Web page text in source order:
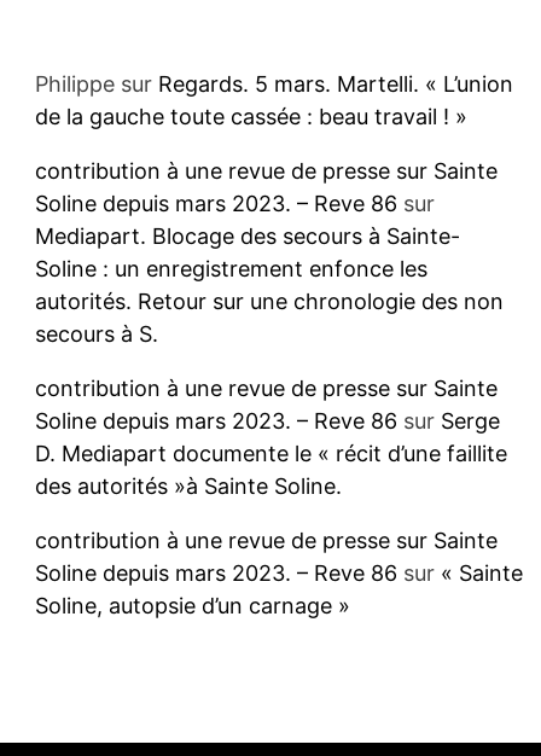
Philippesur Regards. 5 mars. Martelli. « L’union
de la gauche toute cassée : beau travail ! »
contribution à une revue de presse sur Sainte
Soline depuis mars 2023. – Reve 86 sur
Mediapart. Blocage des secours à Sainte-
Soline : un enregistrement enfonce les
autorités. Retour sur une chronologie des non
secours à S.
contribution à une revue de presse sur Sainte
Soline depuis mars 2023. – Reve 86 sur Serge
D. Mediapart documente le « récit d’une faillite
des autorités »à Sainte Soline.
contribution à une revue de presse sur Sainte
Soline depuis mars 2023. – Reve 86 sur « Sainte
Soline, autopsie d’un carnage »